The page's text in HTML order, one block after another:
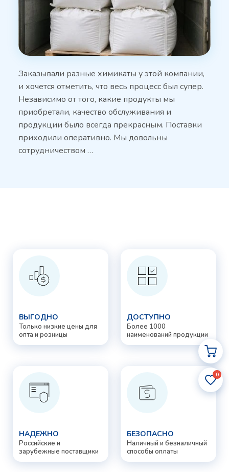
0
Заказывали разные химикаты у этой компании,
и хочется отметить, что весь процесс был супер.
Независимо от того, какие продукты мы
приобретали, качество обслуживания и
продукции было всегда прекрасным. Поставки
приходили оперативно. Мы довольны
сотрудничеством …
ВЫГОДНО
Только низкие цены для
опта и розницы
ДОСТУПНО
Более 1000
наименований продукции
НАДЕЖНО
Российские и
зарубежные поставщики
БЕЗОПАСНО
Наличный и безналичный
способы оплаты